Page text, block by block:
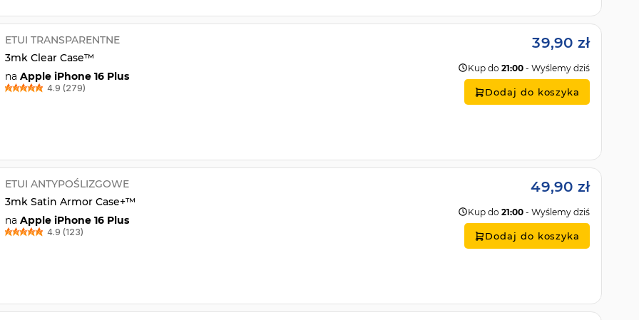
ETUI TRANSPARENTNE
3mk Clear Case™
na Apple iPhone 16 Plus
4.9 (279)
39,90 zł
Kup do 21:00 - Wyślemy dziś
Dodaj do koszyka
ETUI ANTYPOŚLIZGOWE
3mk Satin Armor Case+™
na Apple iPhone 16 Plus
4.9 (123)
49,90 zł
Kup do 21:00 - Wyślemy dziś
Dodaj do koszyka